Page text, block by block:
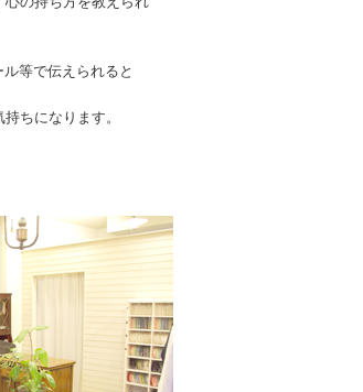
等で伝えられると
ちになります。